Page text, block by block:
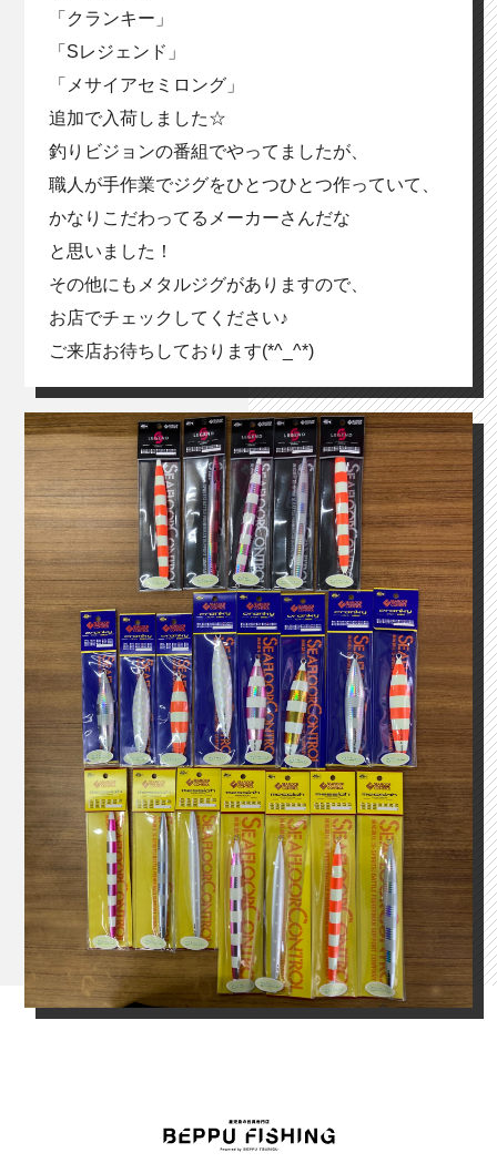
「クランキー」
「Sレジェンド」
「メサイアセミロング」
追加で入荷しました☆
釣りビジョンの番組でやってましたが、
職人が手作業でジグをひとつひとつ作っていて、
かなりこだわってるメーカーさんだな
と思いました！
その他にもメタルジグがありますので、
お店でチェックしてください♪
ご来店お待ちしております(*^_^*)